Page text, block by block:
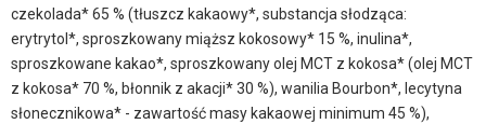
czekolada* 65 % (tłuszcz kakaowy*, substancja słodząca:
erytrytol*, sproszkowany miąższ kokosowy* 15 %, inulina*,
sproszkowane kakao*, sproszkowany olej MCT z kokosa* (olej MCT
z kokosa* 70 %, błonnik z akacji* 30 %), wanilia Bourbon*, lecytyna
słonecznikowa* - zawartość masy kakaowej minimum 45 %),